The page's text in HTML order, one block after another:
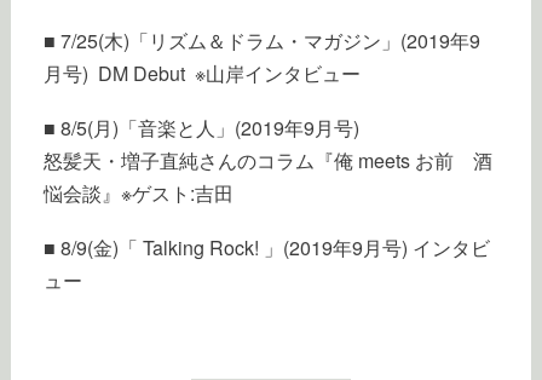
■ 7/25(木)「リズム＆ドラム・マガジン」(2019年9
月号) DM Debut ※山岸インタビュー
■ 8/5(月)「音楽と人」(2019年9月号)
怒髪天・増子直純さんのコラム『俺 meets お前 酒
悩会談』※ゲスト:吉田
■ 8/9(金)「 Talking Rock! 」(2019年9月号) インタビ
ュー